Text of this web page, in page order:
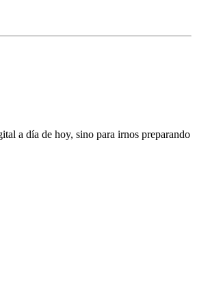
a día de hoy, sino para irnos preparando